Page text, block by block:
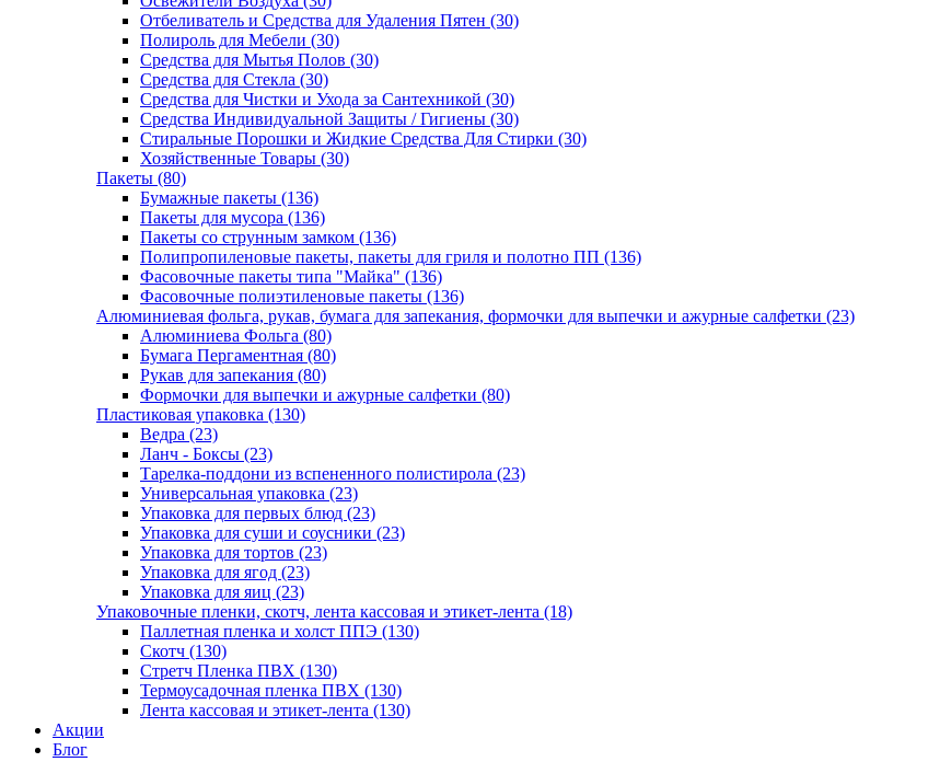
Отбеливатель и Средства для Удаления Пятен (30)
Полироль для Мебели (30)
Средства для Мытья Полов (30)
Средства для Стекла (30)
Средства для Чистки и Ухода за Сантехникой (30)
Средства Индивидуальной Защиты / Гигиены (30)
Стиральные Порошки и Жидкие Средства Для Стирки (30)
Хозяйственные Товары (30)
Пакеты (80)
Бумажные пакеты (136)
Пакеты для мусора (136)
Пакеты со струнным замком (136)
Полипропиленовые пакеты, пакеты для гриля и полотно ПП (136)
Фасовочные пакеты типа "Майка" (136)
Фасовочные полиэтиленовые пакеты (136)
Алюминиевая фольга, рукав, бумага для запекания, формочки для выпечки и ажурные салфетки (23)
Алюминиева Фольга (80)
Бумага Пергаментная (80)
Рукав для запекания (80)
Формочки для выпечки и ажурные салфетки (80)
Пластиковая упаковка (130)
Ведра (23)
Ланч - Боксы (23)
Тарелка-поддони из вспененного полистирола (23)
Универсальная упаковка (23)
Упаковка для первых блюд (23)
Упаковка для суши и соусники (23)
Упаковка для тортов (23)
Упаковка для ягод (23)
Упаковка для яиц (23)
Упаковочные пленки, скотч, лента кассовая и этикет-лента (18)
Паллетная пленка и холст ППЭ (130)
Скотч (130)
Стретч Пленка ПВХ (130)
Термоусадочная пленка ПВХ (130)
Лента кассовая и этикет-лента (130)
Акции
Блог